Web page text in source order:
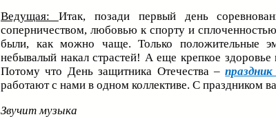
Ведущая: Итак, позади первый день
соперничеством, любовью к спорту и
были, как можно чаще. Только положительные
небывалый накал страстей! А еще крепкое
Потому что День защитника Отечества –
работают с нами в одном коллективе. С праздником
Звучит музыка